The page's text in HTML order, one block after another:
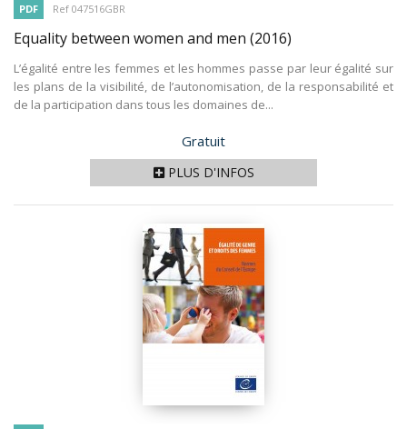
PDF Ref 047516GBR
Equality between women and men (2016)
L’égalité entre les femmes et les hommes passe par leur égalité sur
les plans de la visibilité, de l’autonomisation, de la responsabilité et
de la participation dans tous les domaines de...
Prix
Gratuit
PLUS D'INFOS